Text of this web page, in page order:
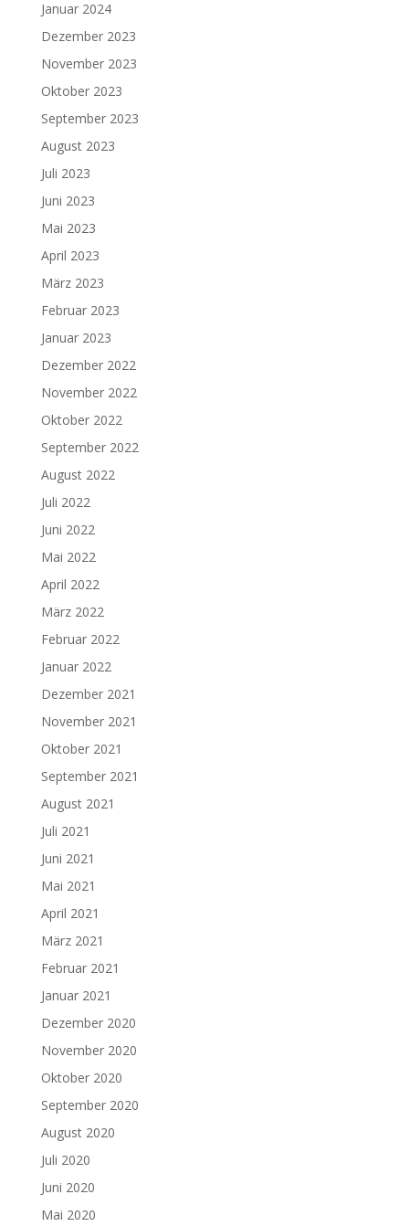
Januar 2024
Dezember 2023
November 2023
Oktober 2023
September 2023
August 2023
Juli 2023
Juni 2023
Mai 2023
April 2023
März 2023
Februar 2023
Januar 2023
Dezember 2022
November 2022
Oktober 2022
September 2022
August 2022
Juli 2022
Juni 2022
Mai 2022
April 2022
März 2022
Februar 2022
Januar 2022
Dezember 2021
November 2021
Oktober 2021
September 2021
August 2021
Juli 2021
Juni 2021
Mai 2021
April 2021
März 2021
Februar 2021
Januar 2021
Dezember 2020
November 2020
Oktober 2020
September 2020
August 2020
Juli 2020
Juni 2020
Mai 2020